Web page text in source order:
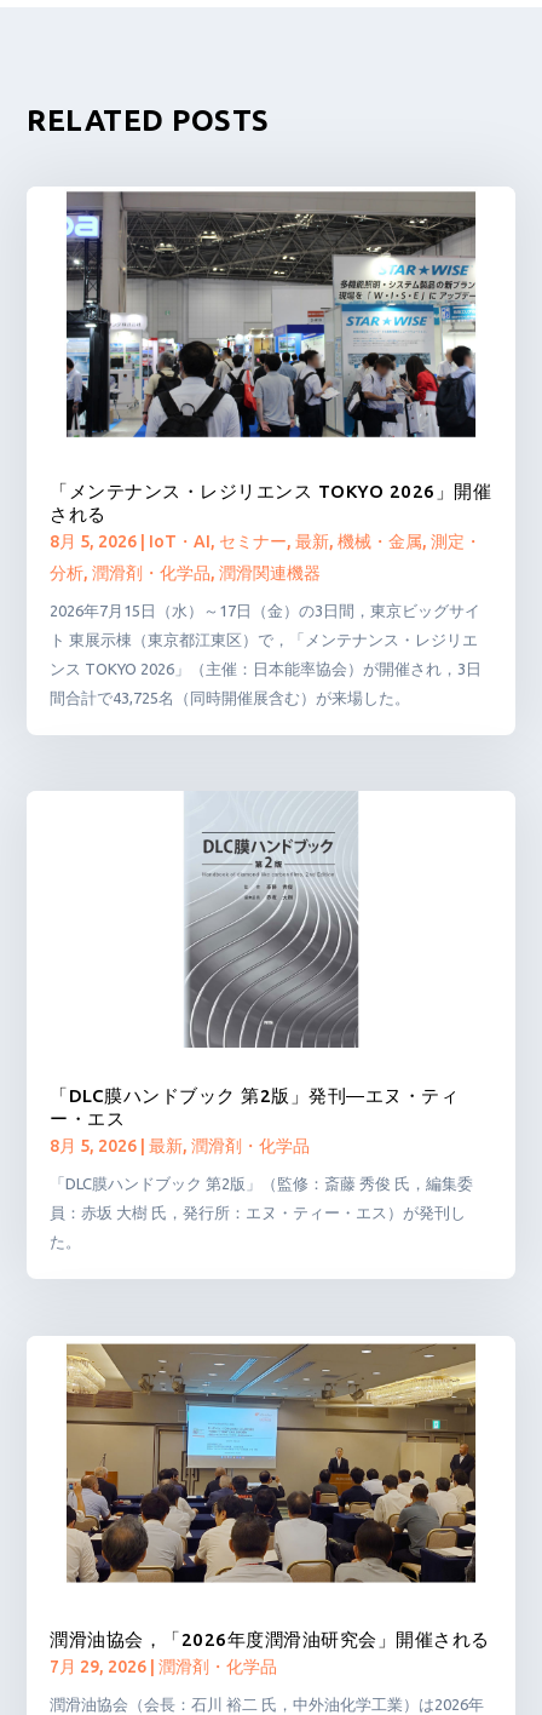
RELATED POSTS
「メンテナンス・レジリエンス TOKYO 2026」開催
される
8月 5, 2026 IoT・AI, セミナー,最新,機械・金属,測定・
分析,潤滑剤・化学品,潤滑関連機器
2026年7月15日（水）～17日（金）の3日間，東京ビッグサイ
ト 東展示棟（東京都江東区）で，「メンテナンス・レジリエ
ンス TOKYO 2026」（主催：日本能率協会）が開催され，3日
間合計で43,725名（同時開催展含む）が来場した。
「DLC膜ハンドブック 第2版」発刊―エヌ・ティ
ー・エス
8月 5, 2026 |最新,潤滑剤・化学品
「DLC膜ハンドブック 第2版」（監修：斎藤 秀俊 氏，編集委
員：赤坂 大樹 氏，発行所：エヌ・ティー・エス）が発刊し
た。
潤滑油協会，「2026年度潤滑油研究会」開催される
7月 29, 2026 |潤滑剤・化学品
潤滑油協会（会長：石川 裕二 氏，中外油化学工業）は2026年